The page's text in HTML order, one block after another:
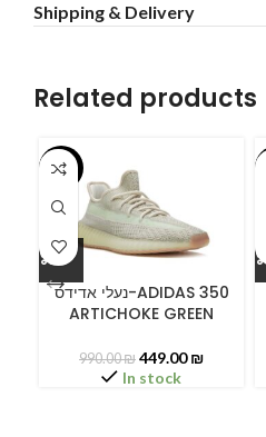
Shipping & Delivery
Related products
-55%
נעלי אדידס-ADIDAS 350
ARTICHOKE GREEN
990.00₪ 449.00₪
In stock